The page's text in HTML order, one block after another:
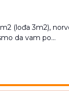
(lođa 3m2),
da vam po...